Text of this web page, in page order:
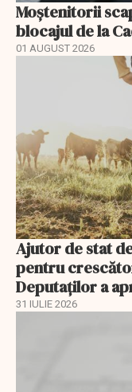
Moștenitorii
blocajul de la
01 AUGUST 2026
Ajutor de stat
pentru
Deputaților a
31 IULIE 2026